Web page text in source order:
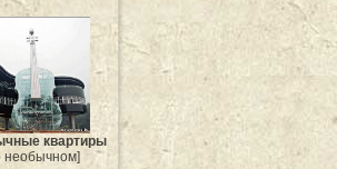
квартиры
необычном]